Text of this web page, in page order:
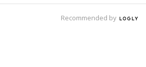
Recommended by